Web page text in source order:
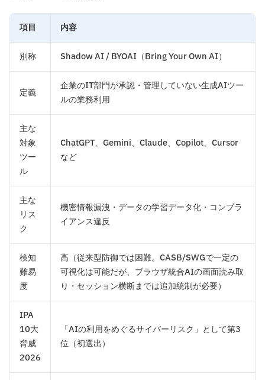
項目 内容
別称 Shadow AI / BYOAI（Bring Your Own AI）
定義
企業のIT部門が承認・管理していない生成AIツー
ルの業務利用
主な
対象
ツー
ル
ChatGPT、Gemini、Claude、Copilot、Cursor
など
主な
リス
ク
機密情報漏洩・データの学習データ化・コンプラ
イアンス違反
検知
難易
度
高（従来型防御では困難。CASB/SWGで一定の
可視化は可能だが、ブラウザ統合AIの画面読み取
り・セッション横断までは追加統制が必要）
IPA
10大
脅威
2026
「AIの利用をめぐるサイバーリスク」として第3
位（初選出）